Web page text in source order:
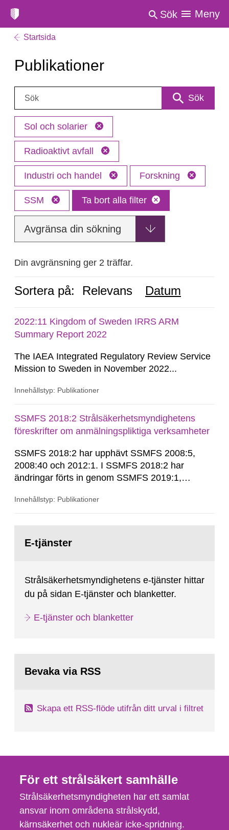
Sök Meny
Startsida
Publikationer
Sök: Sök
Sol och solarier
Radioaktivt avfall
Industri och handel Forskning
SSM Ta bort alla filter
Avgränsa din sökning
Din avgränsning ger 2 träffar.
Sortera på: Relevans Datum
2022:11 Kingdom of Sweden IRRS ARM
Summary Report 2022
The IAEA Integrated Regulatory Review Service
Mission to Sweden in November 2022...
Innehållstyp: Publikationer
SSMFS 2018:2 Strålsäkerhetsmyndighetens
föreskrifter om anmälningspliktiga verksamheter
SSMFS 2018:2 har upphävt SSMFS 2008:5,
2008:40 och 2012:1. I SSMFS 2018:2 har
ändringar förts in genom SSMFS 2019:1,
Innehållstyp: Publikationer
sida:E-tjänster
Strålsäkerhetsmyndighetens e-tjänster hittar
du på sidan E-tjänster och blanketter.
E-tjänster och blanketter
Bevaka via RSS
Skapa ett RSS-flöde utifrån ditt urval i filtret
För ett strålsäkert samhälle
Strålsäkerhetsmyndigheten har ett samlat
ansvar inom områdena strålskydd,
kärnsäkerhet och nukleär icke-spridning.